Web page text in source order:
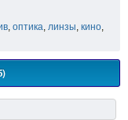
оптика линзы кино